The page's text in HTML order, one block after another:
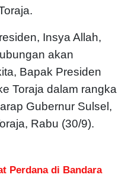
Insya Allah,
akan
Bapak Presiden
Toraja dalam rangka
Gubernur Sulsel,
Rabu (30/9).
Perdana di Bandara